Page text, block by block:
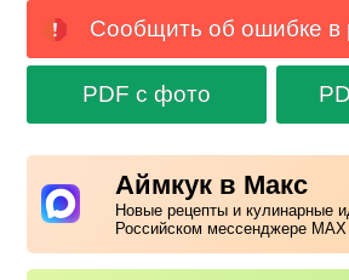
Сообщить об ошибке в
PDF с фото
Аймкук в Макс
Новые рецепты и кулинарные
Российском мессенджере MAX